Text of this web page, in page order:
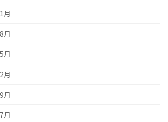
月
月
月
月
月
月